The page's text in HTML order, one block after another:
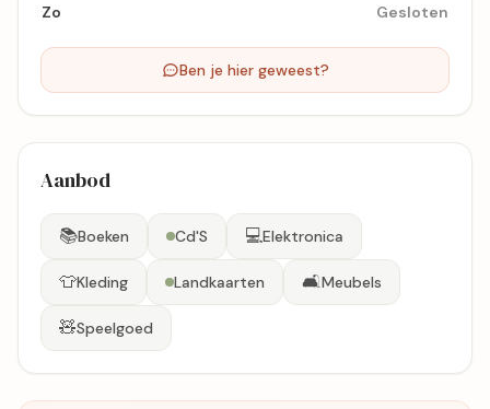
Zo
Gesloten
Ben je hier geweest?
Aanbod
📚Boeken Cd'S 💻Elektronica
👕Kleding Landkaarten 🛋️Meubels
🧸Speelgoed